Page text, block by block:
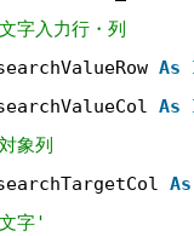
字入力行・列
As
As
象列
As
字'